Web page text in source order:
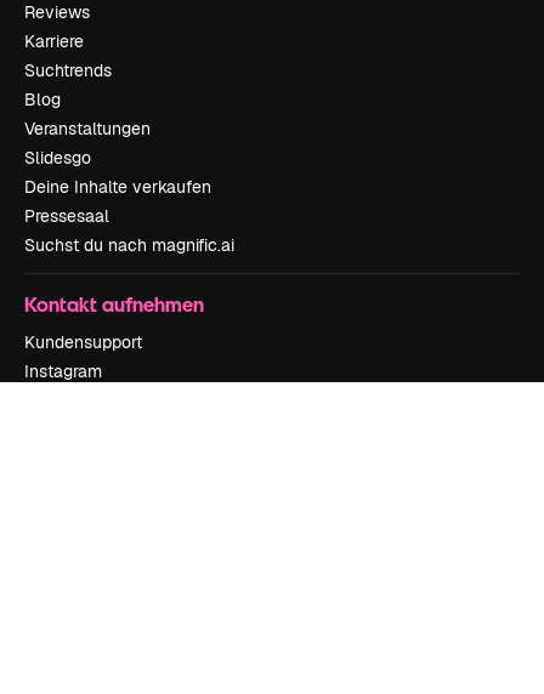
Reviews
Karriere
Suchtrends
Blog
Veranstaltungen
Slidesgo
Deine Inhalte verkaufen
Pressesaal
Suchst du nach magnific.ai
Kontakt aufnehmen
Kundensupport
Instagram